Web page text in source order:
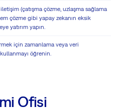
(çatışma çözme, uzlaşma sağlama
çözme gibi yapay zekanın eksik
yatırım yapın.
için zamanlama veya veri
öğrenin.
Ofisi